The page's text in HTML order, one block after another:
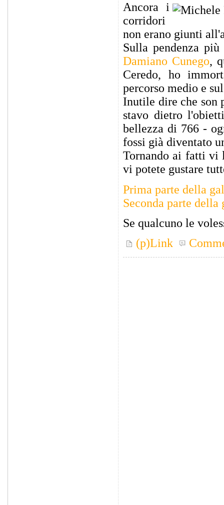
Ancora i
corridori
non erano giunti
Sulla pendenza
Damiano Cunego,
Ceredo, ho
percorso medio e
Inutile dire che son
stavo dietro
bellezza di 766 -
fossi già diventato
Tornando ai fatti vi
vi potete gustare
Prima parte della
Seconda parte
Se qualcuno le
(p)Link